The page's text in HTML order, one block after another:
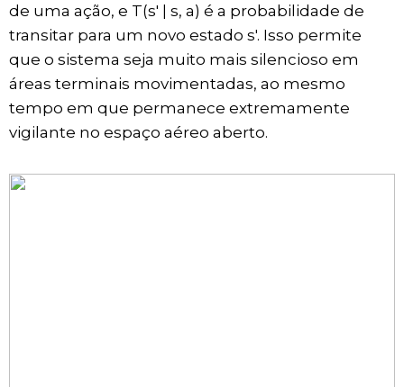
de uma ação, e T(s' | s, a) é a probabilidade de
transitar para um novo estado s'. Isso permite
que o sistema seja muito mais silencioso em
áreas terminais movimentadas, ao mesmo
tempo em que permanece extremamente
vigilante no espaço aéreo aberto.